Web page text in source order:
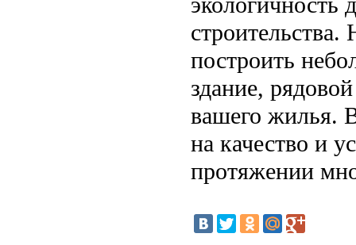
построить
здание,
вашего жилья.
на качество и
протяжении